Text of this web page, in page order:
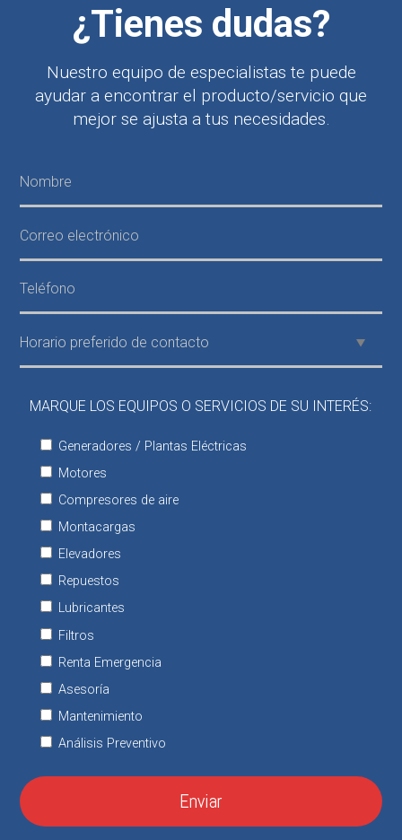
¿Tienes dudas?
Nuestro equipo de especialistas te puede
ayudar a encontrar el producto/servicio que
mejor se ajusta a tus necesidades.
MARQUE LOS EQUIPOS O SERVICIOS DE SU INTERÉS:
Generadores / Plantas Eléctricas
Motores
Compresores de aire
Montacargas
Elevadores
Repuestos
Lubricantes
Filtros
Renta Emergencia
Asesoría
Mantenimiento
Análisis Preventivo
Enviar